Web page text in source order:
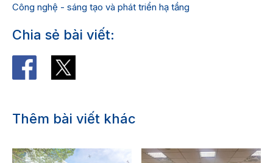
Công nghệ - sáng tạo và phát triển hạ tầng
Chia sẻ bài viết:
Thêm bài viết khác